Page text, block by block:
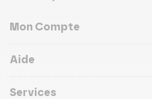
Mon Compte
Aide
Services